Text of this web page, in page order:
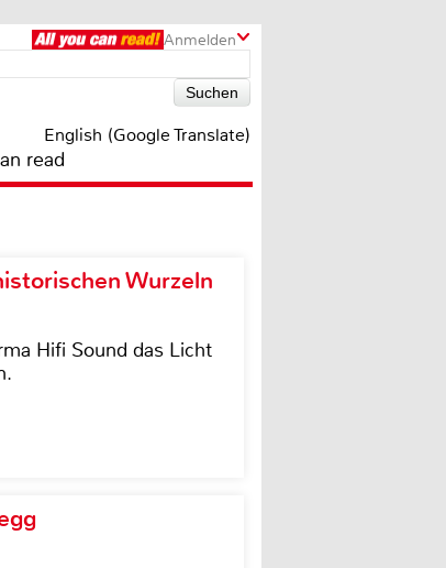
Anmelden
English (Google Translate)
read
Wurzeln
Hifi Sound das Licht